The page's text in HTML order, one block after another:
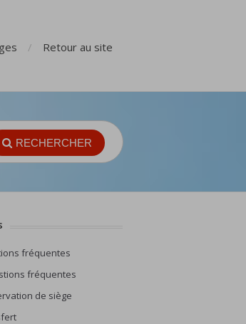
Retour au site
RECHERCHER
fréquentes
fréquentes
de siège